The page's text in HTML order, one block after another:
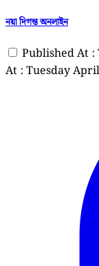
নয়া দিগন্ত অনলাইন
Published At :
At : Tuesday